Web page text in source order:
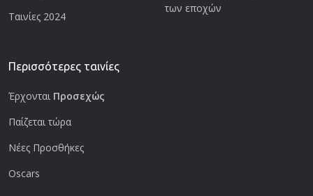
Ταινίες 2024
των εποχών
Περισσότερες ταινίες
Έρχονται Προσεχώς
Παίζεται τώρα
Νέες Προσθήκες
Oscars